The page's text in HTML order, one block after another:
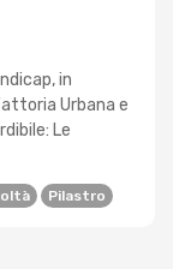
in
Urbana e
Le
Pilastro